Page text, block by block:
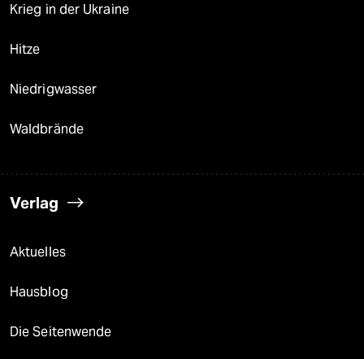
Krieg in der Ukraine
Hitze
Niedrigwasser
Waldbrände
Verlag
Aktuelles
Hausblog
Die Seitenwende